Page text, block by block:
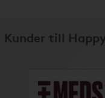
Kunder till